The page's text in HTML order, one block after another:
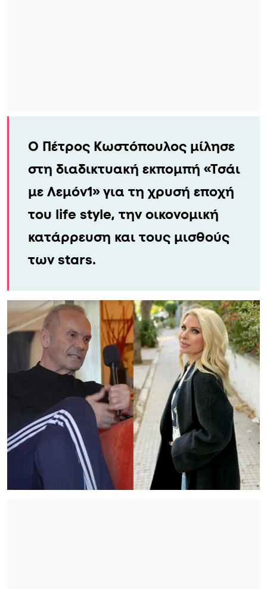
Ο Πέτρος Κωστόπουλος μίλησε
στη διαδικτυακή εκπομπή «Τσάι
με Λεμόν1» για τη χρυσή εποχή
του life style, την οικονομική
κατάρρευση και τους μισθούς
των stars.